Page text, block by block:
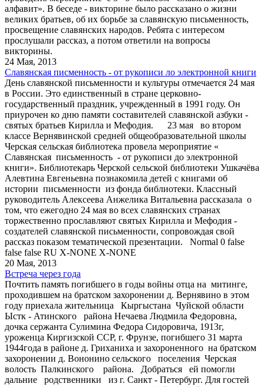
алфавит». В беседе - викторине было рассказано о жизни
великих братьев, об их борьбе за славянскую письменность,
просвещение славянских народов. Ребята с интересом
прослушали рассказ, а потом ответили на вопросы
викторины.
24 Мая, 2013
Славянская писменность - от рукописи ло электронной книги
День славянской письменности и культуры отмечается 24 мая
в России. Это единственный в стране церковно-
государственный праздник, учрежденный в 1991 году. Он
приурочен ко дню памяти составителей славянской азбуки -
святых братьев Кирилла и Мефодия. 23 мая во втором
классе Вернявинской средней общеобразовательной школы
Черская сельская библиотека провела мероприятие «
Славянская письменность - от рукописи до электронной
книги». Библиотекарь Черской сельской библиотеки Ушкачёва
Алевтина Евгеньевна познакомила детей с книгами об
истории письменности из фонда библиотеки. Классный
руководитель Алексеева Анжелика Витальевна рассказала о
том, что ежегодно 24 мая во всех славянских странах
торжественно прославляют святых Кирилла и Мефодия -
создателей славянской письменности, сопровождая свой
рассказ показом тематической презентации. Normal 0 false
false false RU X-NONE X-NONE
20 Мая, 2013
Встреча через года
Почтить память погибшего в годы войны отца на митинге,
проходившем на братском захоронении д. Вернявино в этом
году приехала жительница Кыргыстана Чуйской области
Ыстк - Атинского района Нечаева Людмила Федоровна,
дочка сержанта Сулимина Федора Сидоровича, 1913г,
уроженца Киргизской ССР, г. Фрунзе, погибшего 31 марта
1944года в районе д. Гриханиха и захороненного на братском
захоронении д. Вононино сельского поселения Черская
волость Палкинского района. Добраться ей помогли
дальние родственники из г. Санкт - Петербург. Для гостей